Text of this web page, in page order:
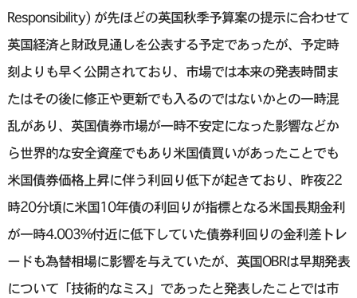
Responsibility) が先ほどの英国秋季予算案の提示に合わせて
英国経済と財政見通しを公表する予定であったが、予定時
刻よりも早く公開されており、市場では本来の発表時間ま
たはその後に修正や更新でも入るのではないかとの一時混
乱があり、英国債券市場が一時不安定になった影響などか
ら世界的な安全資産でもあり米国債買いがあったことでも
米国債券価格上昇に伴う利回り低下が起きており、昨夜22
時20分頃に米国10年債の利回りが指標となる米国長期金利
が一時4.003%付近に低下していた債券利回りの金利差トレ
ードも為替相場に影響を与えていたが、英国OBRは早期発表
について「技術的なミス」であったと発表したことでは市